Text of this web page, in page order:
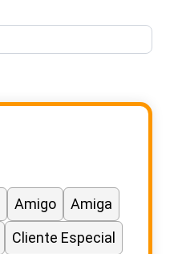
Amigo
Amiga
Cliente Especial